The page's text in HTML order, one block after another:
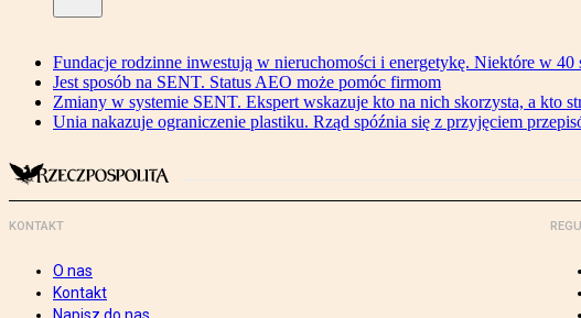
Fundacje rodzinne inwestują w nieruchomości i energetykę. Niektóre w 40
Jest sposób na SENT. Status AEO może pomóc firmom
Zmiany w systemie SENT. Ekspert wskazuje kto na nich skorzysta, a kto
Unia nakazuje ograniczenie plastiku. Rząd spóźnia się z przyjęciem
KONTAKT
O nas
Kontakt